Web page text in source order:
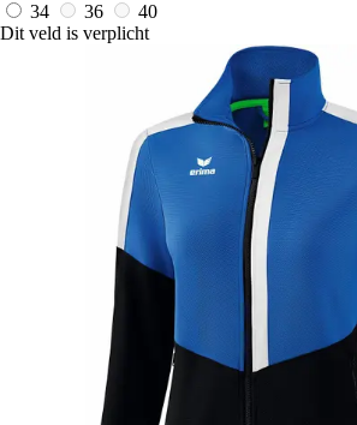
34
36
40
Dit veld is verplicht